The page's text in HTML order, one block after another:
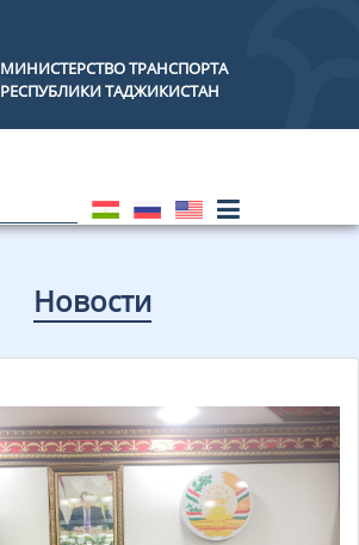
МИНИСТЕРСТВО ТРАНСПОРТА
РЕСПУБЛИКИ ТАДЖИКИСТАН
Новости